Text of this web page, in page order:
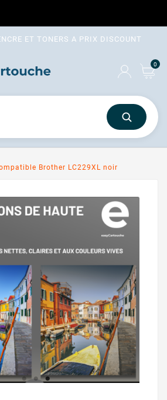
ET TONERS A PRIX DISCOUNT
0
Brother LC229XL noir